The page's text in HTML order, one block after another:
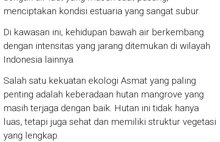
menciptakan kondisi estuaria yang sangat subur.
Di kawasan ini, kehidupan bawah air berkembang
dengan intensitas yang jarang ditemukan di wilayah
Indonesia lainnya.
Salah satu kekuatan ekologi Asmat yang paling
penting adalah keberadaan hutan mangrove yang
masih terjaga dengan baik. Hutan ini tidak hanya
luas, tetapi juga sehat dan memiliki struktur vegetasi
yang lengkap.